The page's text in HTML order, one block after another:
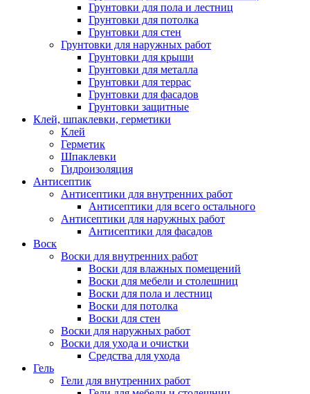
Грунтовки для пола и лестниц
Грунтовки для потолка
Грунтовки для стен
Грунтовки для наружных работ
Грунтовки для крыши
Грунтовки для металла
Грунтовки для террас
Грунтовки для фасадов
Грунтовки защитные
Клей, шпаклевки, герметики
Клей
Герметик
Шпаклевки
Гидроизоляция
Антисептик
Антисептики для внутренних работ
Антисептики для всего остального
Антисептики для наружных работ
Антисептики для фасадов
Воск
Воски для внутренних работ
Воски для влажных помещений
Воски для мебели и столешниц
Воски для пола и лестниц
Воски для потолка
Воски для стен
Воски для наружных работ
Воски для ухода и очистки
Средства для ухода
Гель
Гели для внутренних работ